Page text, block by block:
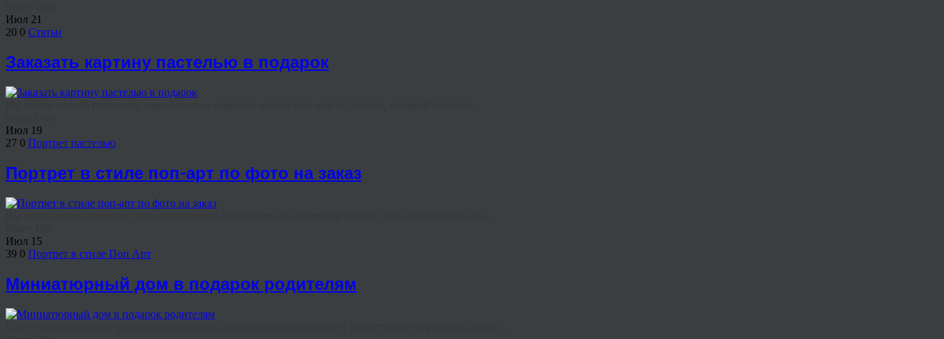
Июл 21
20 0 Статьи
Заказать картину пастелью в подарок
Июл 19
27 0 Портрет пастелью
Портрет в стиле поп-арт по фото на заказ
Июл 15
39 0 Портрет в стиле Поп Арт
Миниатюрный дом в подарок родителям